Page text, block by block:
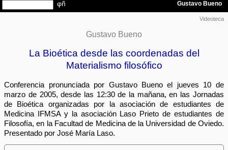
Videoteca
Gustavo Bueno
La Bioética desde las coordenadas del
Materialismo filosófico
Conferencia pronunciada por Gustavo Bueno el jueves 10 de
marzo de 2005, desde las 12:30 de la mañana, en las Jornadas
de Bioética organizadas por la asociación de estudiantes de
Medicina IFMSA y la asociación Laso Prieto de estudiantes de
Filosofía, en la Facultad de Medicina de la Universidad de Oviedo.
Presentado por José María Laso.